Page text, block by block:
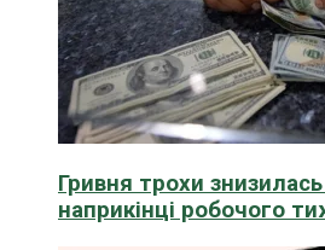
Гривня трохи
наприкінці робочого